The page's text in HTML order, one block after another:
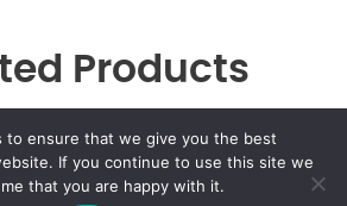
Products
to ensure that we give you the best
If you continue to use this site we
that you are happy with it.